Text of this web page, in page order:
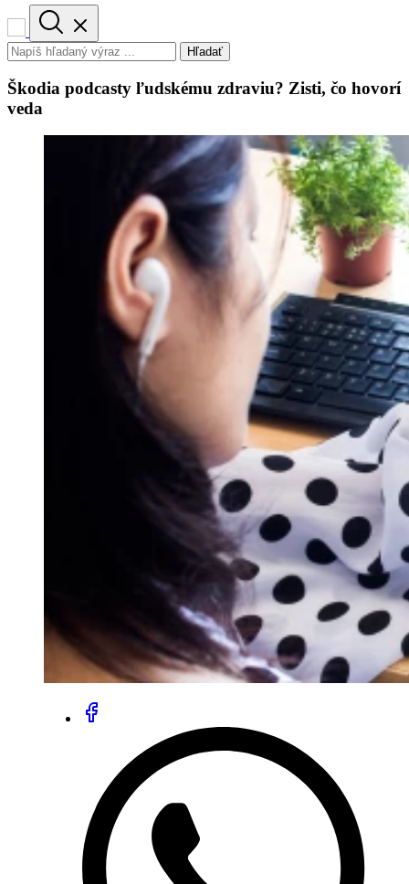
Hľadať
Škodia podcasty ľudskému zdraviu? Zisti, čo hovorí
veda